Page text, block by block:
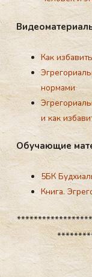
Как
нормами
и как
Обу­ча­ющие
5БК
Книга.